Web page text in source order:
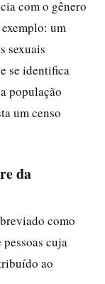
com o gênero
um
sexuais
se identifica
população
um censo
da
como
cuja
ao